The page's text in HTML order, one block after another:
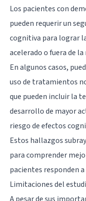
Los pacientes con
pueden requerir un
cognitiva para lograr
acelerado o fuera de
En algunos casos,
uso de tratamientos
que pueden incluir la
desarrollo de mayor
riesgo de efectos
Estos hallazgos
para comprender
pacientes responden
Limitaciones del